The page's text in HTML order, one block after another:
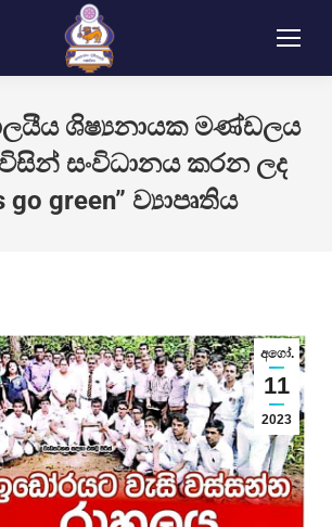
ශිෂ්‍යනායක මණ්ඩලය
විසින් සංවිධානය කරන ලද
go green” ව්‍යාපෘතිය
අගෝ.
11
2023